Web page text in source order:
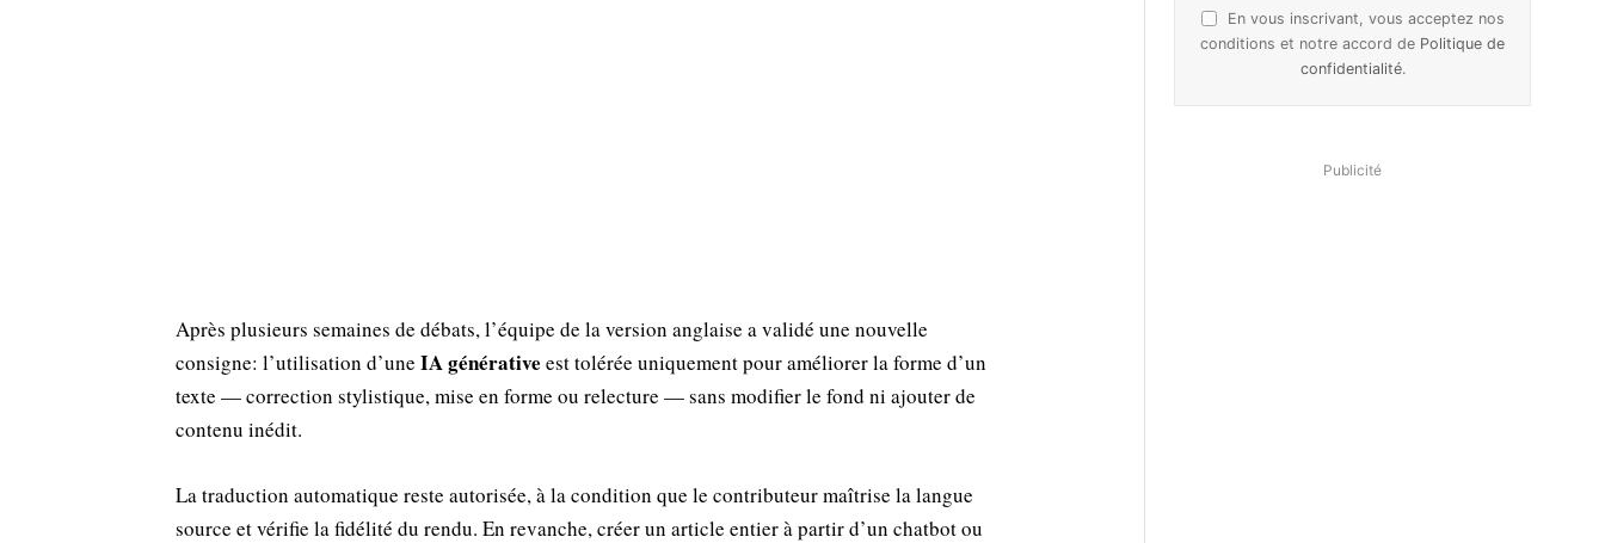
Après plusieurs semaines de débats, l’équipe de la version anglaise a validé une nouvelle
consigne: l’utilisation d’une IA générative est tolérée uniquement pour améliorer la forme d’un
texte — correction stylistique, mise en forme ou relecture — sans modifier le fond ni ajouter de
contenu inédit.
La traduction automatique reste autorisée, à la condition que le contributeur maîtrise la langue
source et vérifie la fidélité du rendu. En revanche, créer un article entier à partir d’un chatbot ou
En vous inscrivant, vous acceptez nos
conditions et notre accord de Politique de
confidentialité.
Publicité